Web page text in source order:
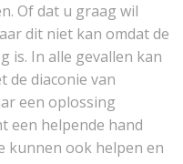
Of dat u graag wil
dit niet kan omdat de
is. In alle gevallen kan
de diaconie van
een oplossing
een helpende hand
kunnen ook helpen en